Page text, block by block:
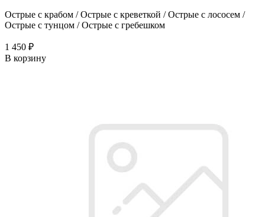
Острые с крабом / Острые с креветкой / Острые с лососем /
Острые с тунцом / Острые с гребешком
1 450 ₽
В корзину